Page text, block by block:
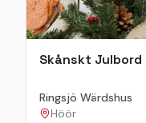
Skånskt
Ringsjö Wärdshus
Höör